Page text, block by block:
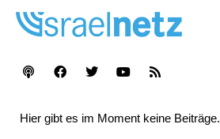
Hier gibt es im Moment keine Beiträge.